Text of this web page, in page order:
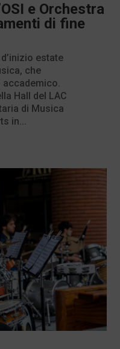
e Orchestra
di fine
estate
che
accademico.
Hall del LAC
di Musica
in...